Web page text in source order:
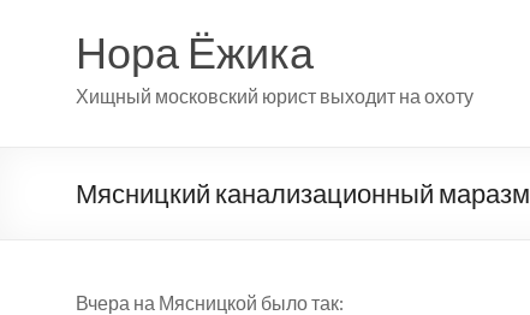
содержимомуНора Ёжика
Хищный московский юрист выходит на охоту
Мясницкий канализационный маразм
Вчера на Мясницкой было так: